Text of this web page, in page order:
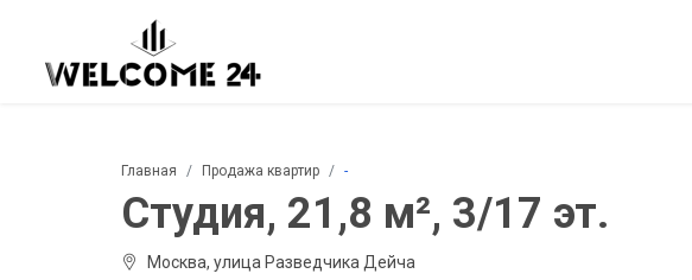
Главная Продажа квартир -
Студия, 21,8 м², 3/17 эт.
Москва, улица Разведчика Дейча